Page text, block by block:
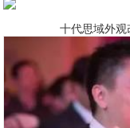
十代思域外